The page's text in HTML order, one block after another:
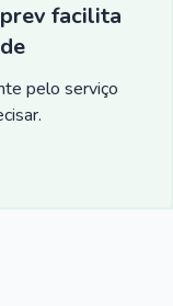
facilita
pelo serviço